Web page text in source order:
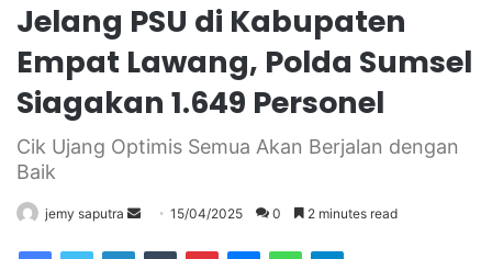
Jelang PSU di Kabupaten
Empat Lawang, Polda Sumsel
Siagakan 1.649 Personel
Cik Ujang Optimis Semua Akan Berjalan dengan
Baik
jemy saputra
Send15/04/2025 0 2 minutes read